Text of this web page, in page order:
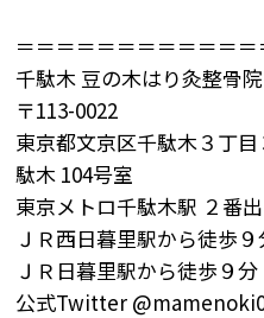
＝＝＝＝＝＝＝＝＝＝＝
千駄木 豆の木はり灸整骨院
〒113-0022
東京都文京区千駄木３丁目
駄木 104号室
東京メトロ千駄木駅 ２番
ＪＲ西日暮里駅から徒歩９
ＪＲ日暮里駅から徒歩９分
公式Twitter